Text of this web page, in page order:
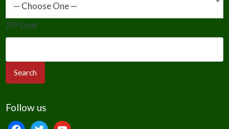
— Choose One —
ZIP Code
Follow us